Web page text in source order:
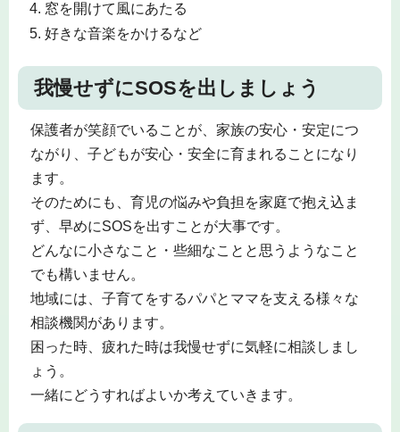
窓を開けて風にあたる
好きな音楽をかけるなど
我慢せずにSOSを出しましょう
保護者が笑顔でいることが、家族の安心・安定につ
ながり、子どもが安心・安全に育まれることになり
ます。
そのためにも、育児の悩みや負担を家庭で抱え込ま
ず、早めにSOSを出すことが大事です。
どんなに小さなこと・些細なことと思うようなこと
でも構いません。
地域には、子育てをするパパとママを支える様々な
相談機関があります。
困った時、疲れた時は我慢せずに気軽に相談しまし
ょう。
一緒にどうすればよいか考えていきます。